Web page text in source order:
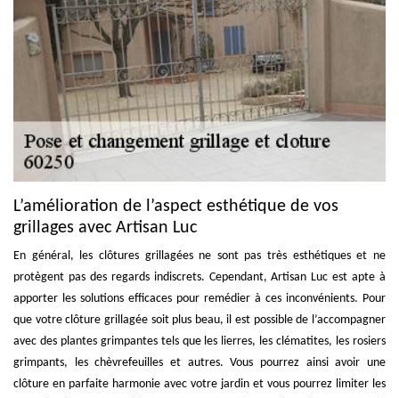
L’amélioration de l’aspect esthétique de vos
grillages avec Artisan Luc
En général, les clôtures grillagées ne sont pas très esthétiques et ne
protègent pas des regards indiscrets. Cependant, Artisan Luc est apte à
apporter les solutions efficaces pour remédier à ces inconvénients. Pour
que votre clôture grillagée soit plus beau, il est possible de l’accompagner
avec des plantes grimpantes tels que les lierres, les clématites, les rosiers
grimpants, les chèvrefeuilles et autres. Vous pourrez ainsi avoir une
clôture en parfaite harmonie avec votre jardin et vous pourrez limiter les